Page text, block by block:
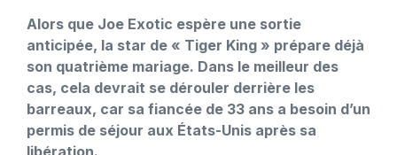
Alors que Joe Exotic espère une sortie
anticipée, la star de « Tiger King » prépare déjà
son quatrième mariage. Dans le meilleur des
cas, cela devrait se dérouler derrière les
barreaux, car sa fiancée de 33 ans a besoin d’un
permis de séjour aux États-Unis après sa
libération.